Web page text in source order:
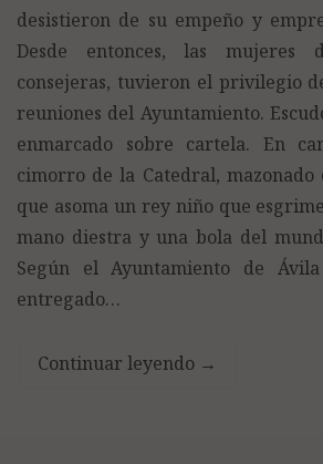
desistieron de su empeño y
Desde entonces, las mujeres
consejeras, tuvieron el privilegio
reuniones del Ayuntamiento.
enmarcado sobre cartela. En
cimorro de la Catedral,
que asoma un rey niño que
mano diestra y una bola del
Según el Ayuntamiento de
entregado…
Continuar leyendo →